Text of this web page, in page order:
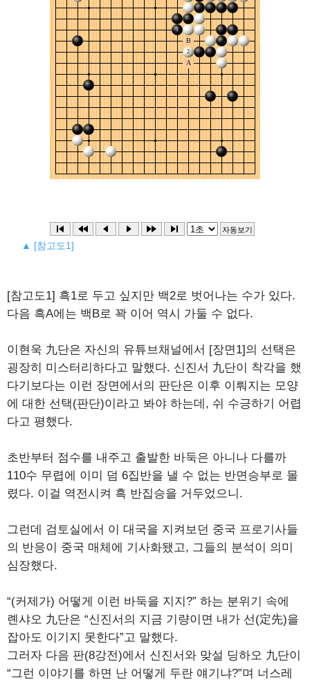
▲ [참고도1]
[참고도1] 흑1로 두고 싶지만 백2로 벗어나는 수가 있다.
다음 흑A에는 백B로 꽉 이어 역시 가둘 수 없다.
이현욱 九단은 자신의 유튜브채널에서 [장면1]의 선택은
굉장히 미스터리하다고 말했다. 신진서 九단이 착각을 했
다기보다는 이런 장면에서의 판단은 이후 이뤄지는 모양
에 대한 선택(판단)이라고 봐야 하는데, 쉬 수긍하기 어렵
다고 평했다.
초반부터 점수를 내주고 출발한 바둑은 아니나 다를까
110수 무렵에 이미 덤 6집반을 낼 수 없는 반면승부로 몰
렸다. 이걸 역전시켜 흑 반집승을 거두었으니.
그런데 검토실에서 이 대국을 지켜보던 중국 프로기사들
의 반응이 중국 매체에 기사화됐고, 그들의 분석이 의미
심장했다.
“(커제가) 어떻게 이런 바둑을 지지?” 하는 분위기 속에
롄샤오 九단은 “신진서의 지금 기량이면 내가 선(定先)을
잡아도 이기지 못한다”고 말했다.
그러자 다음 판(8강전)에서 신진서와 맞설 딩하오 九단이
“그런 이야기를 하면 난 어떻게 두란 얘기냐?”며 너스레